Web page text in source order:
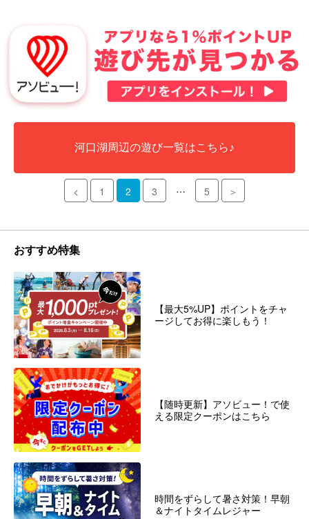
河口湖周辺の遊び一覧はこちら♪
< 1 2 3 … 5 ＞
おすすめ特集
【最大5%UP】ポイントをチャ
ージしてお得に楽しもう！
【随時更新】アソビュー！で使
える限定クーポンはこちら
時間をずらして暑さ対策！早朝
＆ナイトタイムレジャー